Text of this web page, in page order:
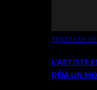
TEXTES DE
L’ARTISTE
DÉJÀ UN